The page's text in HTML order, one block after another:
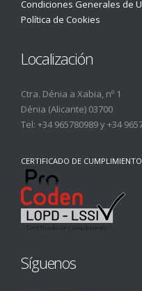
Condiciones Generales de
Política de Cookies
Localización
Ctra. Dénia a Xabia, nº 1
Dénia (Alicante) 03700
Tel: +34 965780989y+34
CERTIFICADO DE
Síguenos